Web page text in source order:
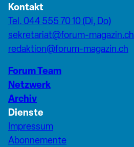
Kontakt
Tel. 044 555 70 10 (Di, Do)
sekretariat@forum-magazin.ch
redaktion@forum-magazin.ch
Forum Team
Netzwerk
Archiv
Dienste
Impressum
Abonnemente